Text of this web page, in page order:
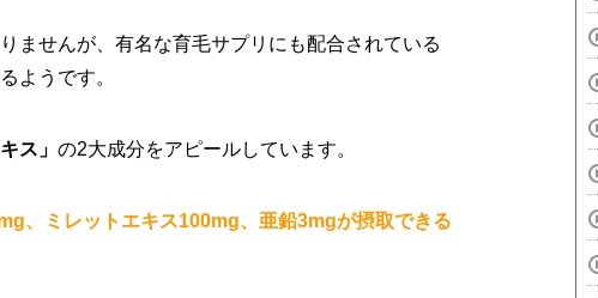
ませんが、有名な育毛サプリにも配合されている
ようです。
ス」 の2大成分をアピールしています。
、ミレットエキス100mg、亜鉛3mgが摂取できる